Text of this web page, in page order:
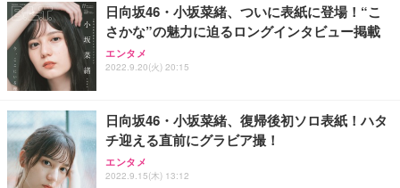
日向坂46・小坂菜緒、ついに表紙に登場！“こ
さかな”の魅力に迫るロングインタビュー掲載
エンタメ
2022.9.20(火) 20:15
日向坂46・小坂菜緒、復帰後初ソロ表紙！ハタ
チ迎える直前にグラビア撮！
エンタメ
2022.9.15(木) 13:12